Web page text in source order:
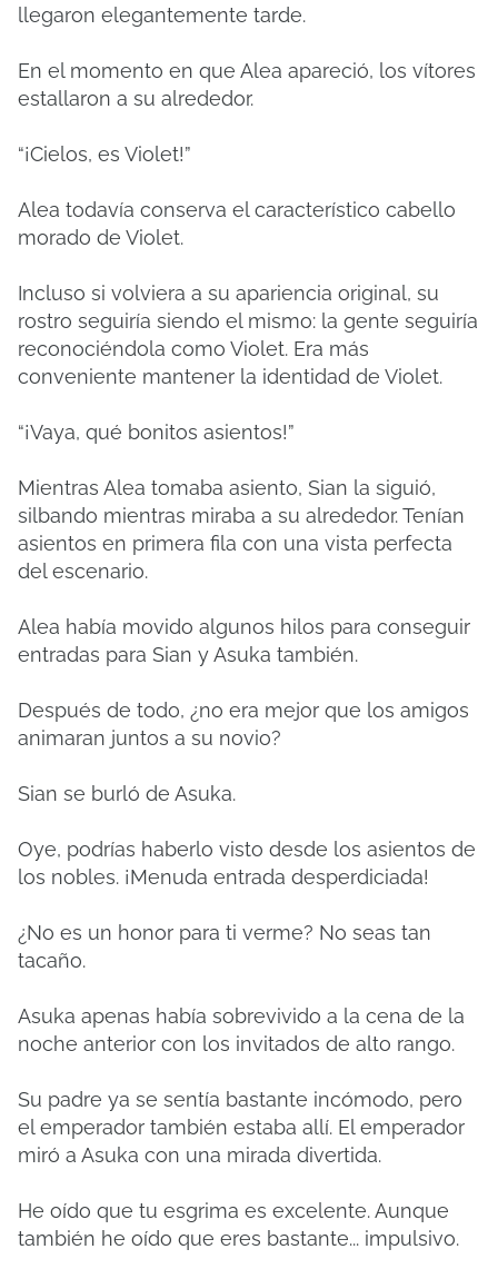
llegaron elegantemente tarde.
En el momento en que Alea apareció, los vítores
estallaron a su alrededor.
“¡Cielos, es Violet!”
Alea todavía conserva el característico cabello
morado de Violet.
Incluso si volviera a su apariencia original, su
rostro seguiría siendo el mismo: la gente seguiría
reconociéndola como Violet. Era más
conveniente mantener la identidad de Violet.
“¡Vaya, qué bonitos asientos!”
Mientras Alea tomaba asiento, Sian la siguió,
silbando mientras miraba a su alrededor. Tenían
asientos en primera fila con una vista perfecta
del escenario.
Alea había movido algunos hilos para conseguir
entradas para Sian y Asuka también.
Después de todo, ¿no era mejor que los amigos
animaran juntos a su novio?
Sian se burló de Asuka.
Oye, podrías haberlo visto desde los asientos de
los nobles. ¡Menuda entrada desperdiciada!
¿No es un honor para ti verme? No seas tan
tacaño.
Asuka apenas había sobrevivido a la cena de la
noche anterior con los invitados de alto rango.
Su padre ya se sentía bastante incómodo, pero
el emperador también estaba allí. El emperador
miró a Asuka con una mirada divertida.
He oído que tu esgrima es excelente. Aunque
también he oído que eres bastante... impulsivo.